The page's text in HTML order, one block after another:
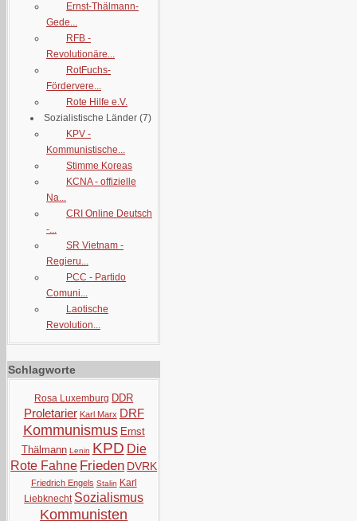
Ernst-Thälmann-
Gede...
RFB -
Revolutionäre...
RotFuchs-
Fördervere...
Rote Hilfe e.V.
Sozialistische Länder (7)
KPV -
Kommunistische...
Stimme Koreas
KCNA - offizielle
Na...
CRI Online Deutsch
-...
SR Vietnam -
Regieru...
PCC - Partido
Comuni...
Laotische
Revolution...
Schlagworte
Rosa Luxemburg DDR
Proletarier Karl Marx DRF
Kommunismus Ernst
Thälmann Lenin KPD Die
Rote Fahne Frieden DVRK
Friedrich Engels Stalin Karl
Liebknecht Sozialismus
Kommunisten